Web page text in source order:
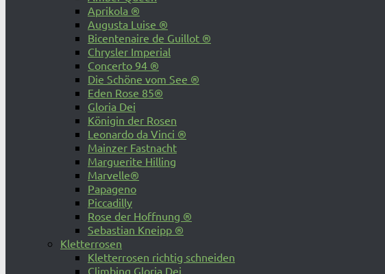
Aprikola ®
Augusta Luise ®
Bicentenaire de Guillot ®
Chrysler Imperial
Concerto 94 ®
Die Schöne vom See ®
Eden Rose 85®
Gloria Dei
Königin der Rosen
Leonardo da Vinci ®
Mainzer Fastnacht
Marguerite Hilling
Marvelle®
Papageno
Piccadilly
Rose der Hoffnung ®
Sebastian Kneipp ®
Kletterrosen
Kletterrosen richtig schneiden
Climbing Gloria Dei